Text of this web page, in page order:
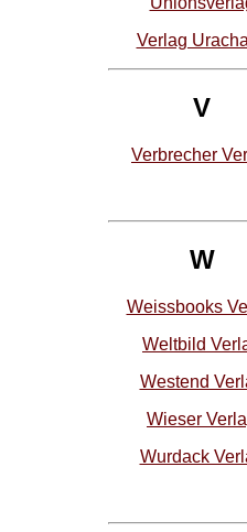
Verlag
V
Verbrecher
W
Weissbooks
Weltbild
Westend
Wieser
Wurdack